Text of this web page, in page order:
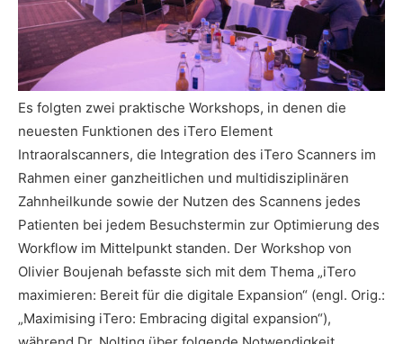
Es folgten zwei praktische Workshops, in denen die
neuesten Funktionen des iTero Element
Intraoralscanners, die Integration des iTero Scanners im
Rahmen einer ganzheitlichen und multidisziplinären
Zahnheilkunde sowie der Nutzen des Scannens jedes
Patienten bei jedem Besuchstermin zur Optimierung des
Workflow im Mittelpunkt standen. Der Workshop von
Olivier Boujenah befasste sich mit dem Thema „iTero
maximieren: Bereit für die digitale Expansion“ (engl. Orig.:
„Maximising iTero: Embracing digital expansion“),